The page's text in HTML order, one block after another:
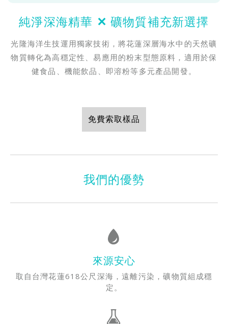
純淨深海精華 ✕ 礦物質補充新選擇
光隆海洋生技運用獨家技術，將花蓮深層海水中的天然礦
物質轉化為高穩定性、易應用的粉末型態原料，適用於保
健食品、機能飲品、即溶粉等多元產品開發。
免費索取樣品
我們的優勢
來源安心
取自台灣花蓮618公尺深海，遠離污染，礦物質組成穩
定。